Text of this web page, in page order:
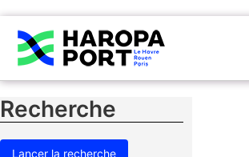
Recherche